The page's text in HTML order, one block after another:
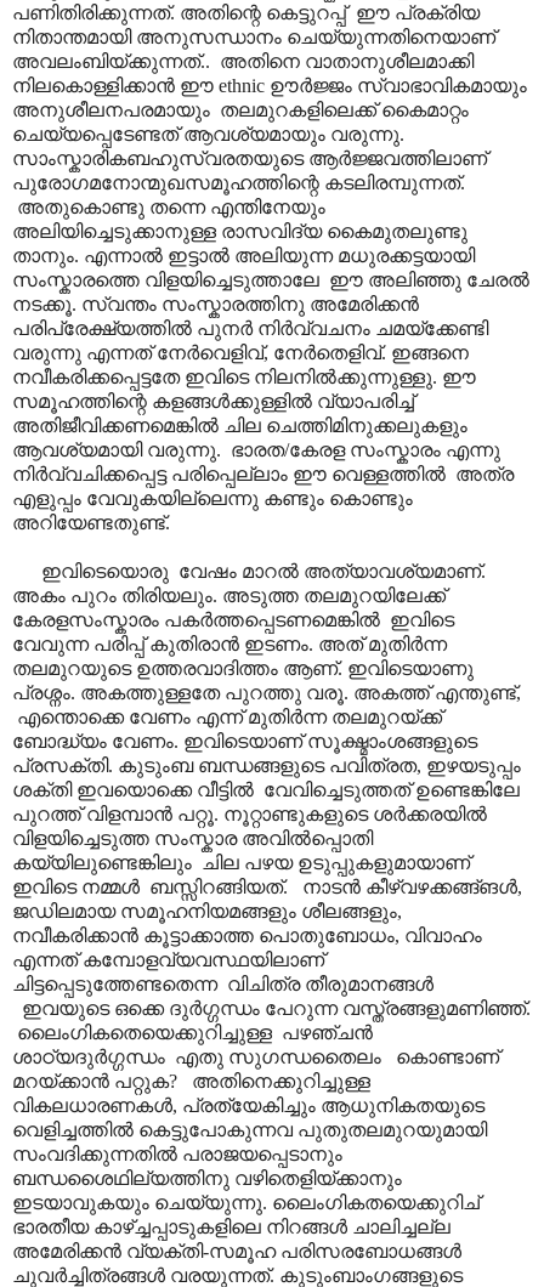
പണിതിരിക്കുന്നത്. അതിന്റെ കെട്ടുറപ്പ് ഈ പ്രക്രിയ
നിതാന്തമായി അനുസന്ധാനം ചെയ്യുന്നതിനെയാണ്
അവലംബിയ്ക്കുന്നത്.. അതിനെ വാതാനുശീലമാക്കി
നിലകൊള്ളിക്കാൻ ഈ ethnic ഊർജ്ജം സ്വാഭാവികമായും
അനുശീലനപരമായും തലമുറകളിലെക്ക് കൈമാറ്റം
ചെയ്യപ്പെടേണ്ടത് ആവശ്യമായും വരുന്നു.
സാംസ്കാരികബഹുസ്വരതയുടെ ആർജ്ജവത്തിലാണ്
പുരോഗമനോന്മുഖസമൂഹത്തിന്റെ കടലിരമ്പുന്നത്.
അതുകൊണ്ടു തന്നെ എന്തിനേയും
അലിയിച്ചെടുക്കാനുള്ള രാസവിദ്യ കൈമുതലുണ്ടു
താനും. എന്നാൽ ഇട്ടാൽ അലിയുന്ന മധുരക്കട്ടയായി
സംസ്കാരത്തെ വിളയിച്ചെടുത്താലേ ഈ അലിഞ്ഞു ചേരൽ
നടക്കൂ. സ്വന്തം സംസ്കാരത്തിനു അമേരിക്കൻ
പരിപ്രേക്ഷ്യത്തിൽ പുനർ നിർവ്വചനം ചമയ്ക്കേണ്ടി
വരുന്നു എന്നത് നേർവെളിവ്, നേർതെളിവ്. ഇങ്ങനെ
നവീകരിക്കപ്പെട്ടതേ ഇവിടെ നിലനിൽക്കുന്നുള്ളു. ഈ
സമൂഹത്തിന്റെ കളങ്ങൾക്കുള്ളിൽ വ്യാപരിച്ച്
അതിജീവിക്കണമെങ്കിൽ ചില ചെത്തിമിനുക്കലുകളും
ആവശ്യമായി വരുന്നു. ഭാരത/കേരള സംസ്കാരം എന്നു
നിർവ്വചിക്കപ്പെട്ട പരിപ്പെല്ലാം ഈ വെള്ളത്തിൽ അത്ര
എളുപ്പം വേവുകയില്ലെന്നു കണ്ടും കൊണ്ടും
അറിയേണ്ടതുണ്ട്.
ഇവിടെയൊരു വേഷം മാറൽ അത്യാവശ്യമാണ്.
അകം പുറം തിരിയലും. അടുത്ത തലമുറയിലേക്ക്
കേരളസംസ്കാരം പകർത്തപ്പെടണമെങ്കിൽ ഇവിടെ
വേവുന്ന പരിപ്പ് കുതിരാൻ ഇടണം. അത് മുതിർന്ന
തലമുറയുടെ ഉത്തരവാദിത്തം ആണ്. ഇവിടെയാണു
പ്രശ്നം. അകത്തുള്ളതേ പുറത്തു വരൂ. അകത്ത് എന്തുണ്ട്,
എന്തൊക്കെ വേണം എന്ന് മുതിർന്ന തലമുറയ്ക്ക്
ബോദ്ധ്യം വേണം. ഇവിടെയാണ് സൂക്ഷ്മാംശങ്ങളുടെ
പ്രസക്തി. കുടുംബ ബന്ധങ്ങളുടെ പവിത്രത, ഇഴയടുപ്പം
ശക്തി ഇവയൊക്കെ വീട്ടിൽ വേവിച്ചെടുത്തത് ഉണ്ടെങ്കിലേ
പുറത്ത് വിളമ്പാൻ പറ്റൂ. നൂറ്റാണ്ടുകളുടെ ശർക്കരയിൽ
വിളയിച്ചെടുത്ത സംസ്കാര അവിൽപ്പൊതി
കയ്യിലുണ്ടെങ്കിലും ചില പഴയ ഉടുപ്പുകളുമായാണ്
ഇവിടെ നമ്മൾ ബസ്സിറങ്ങിയത്. നാടൻ കീഴ്വഴക്കങ്ങ്ങൾ,
ജഡിലമായ സമൂഹനിയമങ്ങളും ശീലങ്ങളും,
നവീകരിക്കാൻ കൂട്ടാക്കാത്ത പൊതുബോധം, വിവാഹം
എന്നത് കമ്പോളവ്യവസ്ഥയിലാണ്
ചിട്ടപ്പെടുത്തേണ്ടതെന്ന വിചിത്ര തീരുമാനങ്ങൾ
ഇവയുടെ ഒക്കെ ദുർഗ്ഗന്ധം പേറുന്ന വസ്ത്രങ്ങളുമണിഞ്ഞ്.
ലൈംഗികതെയെക്കുറിച്ചുള്ള പഴഞ്ചൻ
ശാഠ്യദുർഗ്ഗന്ധം എതു സുഗന്ധതൈലം കൊണ്ടാണ്
മറയ്ക്കാൻ പറ്റുക? അതിനെക്കുറിച്ചുള്ള
വികലധാരണകൾ, പ്രത്യേകിച്ചും ആധുനികതയുടെ
വെളിച്ചത്തിൽ കെട്ടുപോകുന്നവ പുതുതലമുറയുമായി
സംവദിക്കുന്നതിൽ പരാജയപ്പെടാനും
ബന്ധശൈഥില്യത്തിനു വഴിതെളിയ്ക്കാനും
ഇടയാവുകയും ചെയ്യുന്നു. ലൈംഗികതയെക്കുറിച്
ഭാരതീയ കാഴ്ച്ചപ്പാടുകളിലെ നിറങ്ങൾ ചാലിച്ചല്ല
അമേരിക്കൻ വ്യക്തി-സമൂഹ പരിസരബോധങ്ങൾ
ചുവർച്ചിത്രങ്ങൾ വരയുന്നത്. കുടുംബാ‍ംഗങ്ങളുടെ